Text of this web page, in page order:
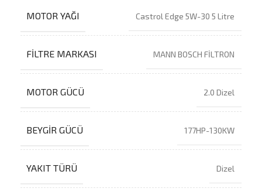
MOTOR YAĞI Castrol Edge 5W-30 5 Litre
FILTRE MARKASI MANN BOSCH FİLTRON
MOTOR GÜCÜ 2.0 Dizel
BEYGIR GÜCÜ 177HP-130KW
YAKIT TÜRÜ Dizel